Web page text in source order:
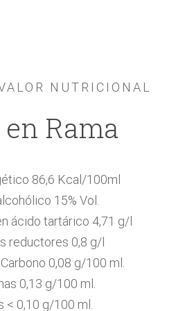
NUTRICIONAL
Rama
86,6 Kcal/100ml
15% Vol.
ácido tartárico 4,71 g/l
reductores 0,8 g/l
0,08 g/100 ml.
0,13 g/100 ml.
< 0,10 g/100 ml.